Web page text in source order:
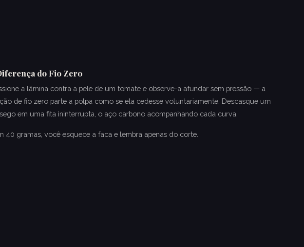
do Fio Zero
a lâmina contra a pele de um tomate e observe-a afundar sem pressão — a
de fio zero parte a polpa como se ela cedesse voluntariamente. Descasque um
em uma fita ininterrupta, o aço carbono acompanhando cada curva.
40 gramas, você esquece a faca e lembra apenas do corte.